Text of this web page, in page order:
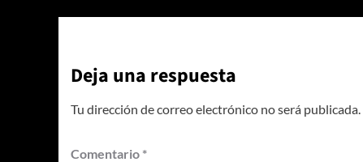
Deja una respuesta
Tu dirección de correo electrónico no será publicada.
Comentario *